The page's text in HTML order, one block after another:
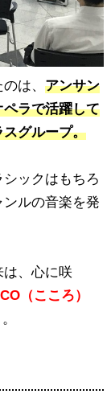
は、 アンサン
ラで活躍して
グループ。
ックはもちろ
ルの音楽を発
は、心に咲
CO（こころ）